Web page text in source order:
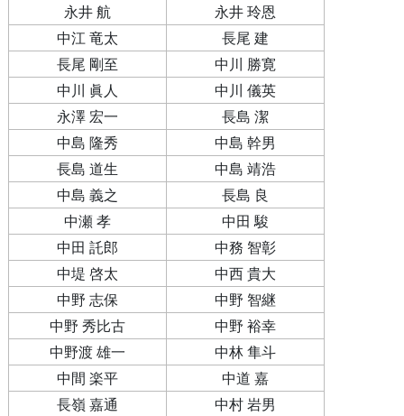
永井 航
永井 玲恩
中江 竜太
長尾 建
長尾 剛至
中川 勝寛
中川 眞人
中川 儀英
永澤 宏一
長島 潔
中島 隆秀
中島 幹男
長島 道生
中島 靖浩
中島 義之
長島 良
中瀬 孝
中田 駿
中田 託郎
中務 智彰
中堤 啓太
中西 貴大
中野 志保
中野 智継
中野 秀比古
中野 裕幸
中野渡 雄一
中林 隼斗
中間 楽平
中道 嘉
長嶺 嘉通
中村 岩男